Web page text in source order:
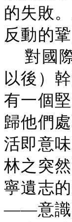
的失敗
反動的
對國
以後）
有一個
歸他們
活即意
林之突
寧遺志
——意識